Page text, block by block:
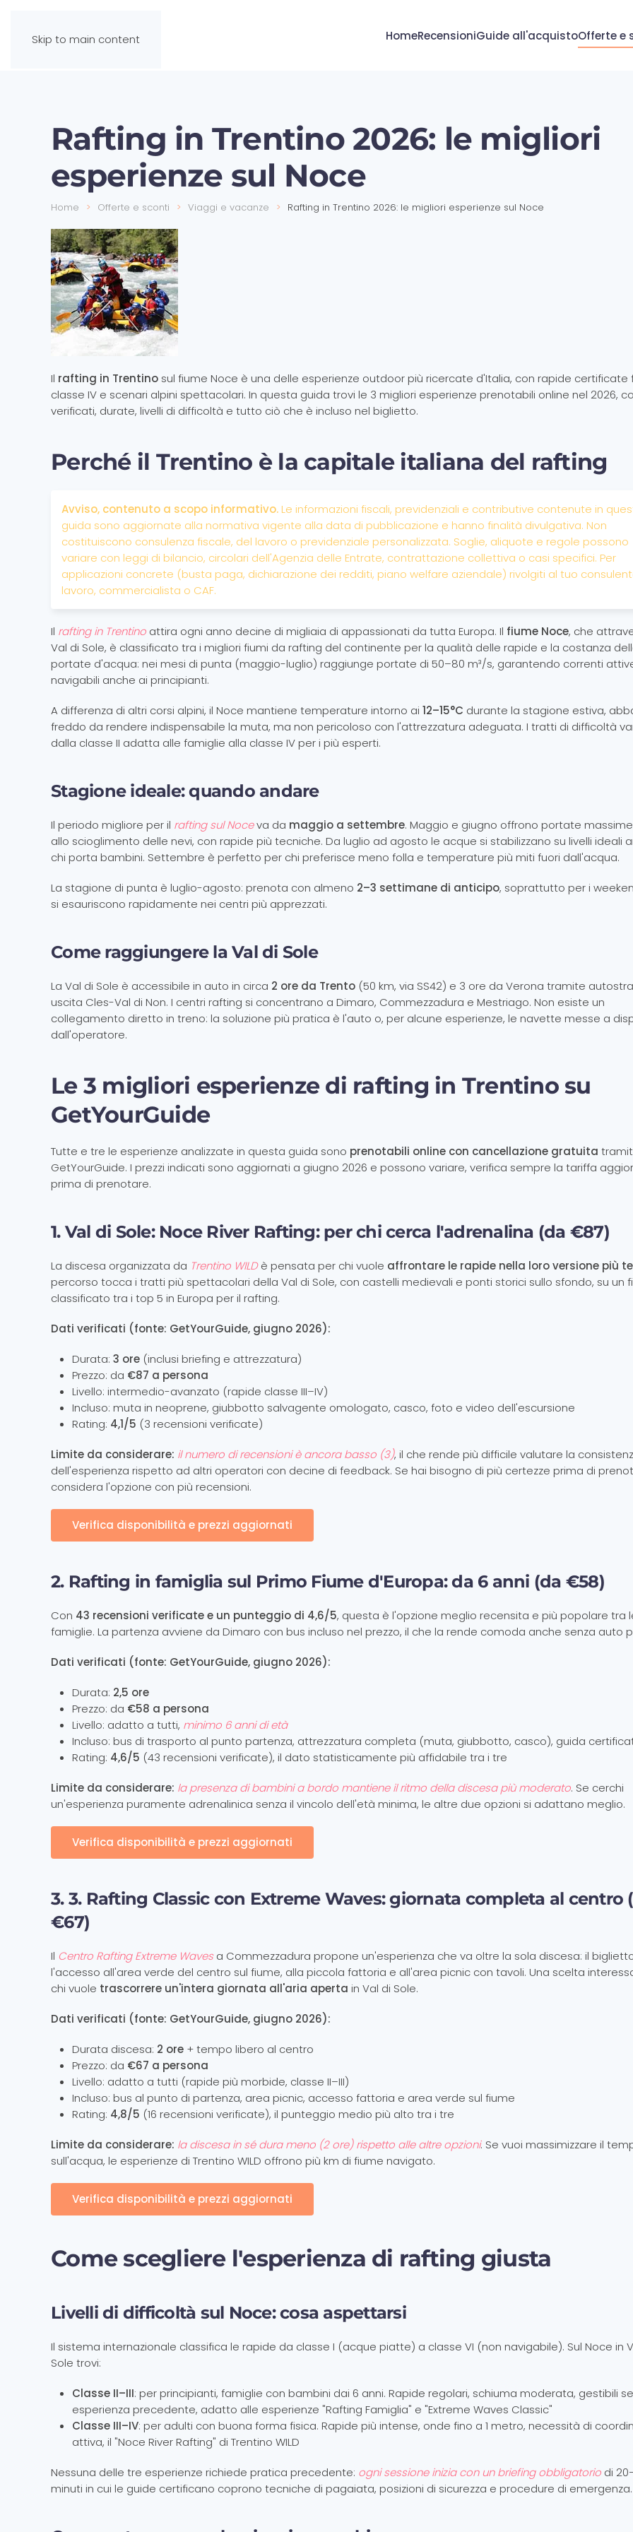
Skip to main content HomeRecensioniGuide all'acquistoOfferte e
Rafting in Trentino 2026: le migliori
esperienze sul Noce
Home Offerte e sconti Viaggi e vacanze Rafting in Trentino 2026: le migliori esperienze sul Noce
Il rafting in Trentino sul fiume Noce è una delle esperienze outdoor più ricercate d'Italia, con rapide certificate
classe IV e scenari alpini spettacolari. In questa guida trovi le 3 migliori esperienze prenotabili online nel 2026,
verificati, durate, livelli di difficoltà e tutto ciò che è incluso nel biglietto.
Perché il Trentino è la capitale italiana del rafting
Avviso, contenuto a scopo informativo. Le informazioni fiscali, previdenziali e contributive contenute in
guida sono aggiornate alla normativa vigente alla data di pubblicazione e hanno finalità divulgativa. Non
costituiscono consulenza fiscale, del lavoro o previdenziale personalizzata. Soglie, aliquote e regole possono
variare con leggi di bilancio, circolari dell'Agenzia delle Entrate, contrattazione collettiva o casi specifici. Per
applicazioni concrete (busta paga, dichiarazione dei redditi, piano welfare aziendale) rivolgiti al tuo
lavoro, commercialista o CAF.
Il rafting in Trentino attira ogni anno decine di migliaia di appassionati da tutta Europa. Il fiume Noce, che
Val di Sole, è classificato tra i migliori fiumi da rafting del continente per la qualità delle rapide e la costanza
portate d'acqua: nei mesi di punta (maggio-luglio) raggiunge portate di 50–80 m³/s, garantendo correnti
navigabili anche ai principianti.
A differenza di altri corsi alpini, il Noce mantiene temperature intorno ai 12–15°C durante la stagione estiva,
freddo da rendere indispensabile la muta, ma non pericoloso con l'attrezzatura adeguata. I tratti di difficoltà
dalla classe II adatta alle famiglie alla classe IV per i più esperti.
Stagione ideale: quando andare
Il periodo migliore per il rafting sul Noceva da maggio a settembre. Maggio e giugno offrono portate
allo scioglimento delle nevi, con rapide più tecniche. Da luglio ad agosto le acque si stabilizzano su livelli ideali
chi porta bambini. Settembre è perfetto per chi preferisce meno folla e temperature più miti fuori dall'acqua.
La stagione di punta è luglio-agosto: prenota con almeno 2–3 settimane di anticipo, soprattutto per i
si esauriscono rapidamente nei centri più apprezzati.
Come raggiungere la Val di Sole
La Val di Sole è accessibile in auto in circa 2 ore da Trento (50 km, via SS42) e 3 ore da Verona tramite
uscita Cles-Val di Non. I centri rafting si concentrano a Dimaro, Commezzadura e Mestriago. Non esiste un
collegamento diretto in treno: la soluzione più pratica è l'auto o, per alcune esperienze, le navette messe a
dall'operatore.
Le 3 migliori esperienze di rafting in Trentino su
GetYourGuide
Tutte e tre le esperienze analizzate in questa guida sono prenotabili online con cancellazione gratuita
GetYourGuide. I prezzi indicati sono aggiornati a giugno 2026 e possono variare, verifica sempre la tariffa
prima di prenotare.
1. Val di Sole: Noce River Rafting: per chi cerca l'adrenalina (da €87)
La discesa organizzata da Trentino WILDè pensata per chi vuole affrontare le rapide nella loro versione più
percorso tocca i tratti più spettacolari della Val di Sole, con castelli medievali e ponti storici sullo sfondo, su un
classificato tra i top 5 in Europa per il rafting.
Dati verificati (fonte: GetYourGuide, giugno 2026):
Durata: 3 ore (inclusi briefing e attrezzatura)
Prezzo: da €87 a persona
Livello: intermedio-avanzato (rapide classe III–IV)
Incluso: muta in neoprene, giubbotto salvagente omologato, casco, foto e video dell'escursione
Rating: 4,1/5 (3 recensioni verificate)
Limite da considerare: il numero di recensioni è ancora basso (3), il che rende più difficile valutare la
dell'esperienza rispetto ad altri operatori con decine di feedback. Se hai bisogno di più certezze prima di
considera l'opzione con più recensioni.
Verifica disponibilità e prezzi aggiornati
2. Rafting in famiglia sul Primo Fiume d'Europa: da 6 anni (da €58)
Con 43 recensioni verificate e un punteggio di 4,6/5, questa è l'opzione meglio recensita e più popolare tra
famiglie. La partenza avviene da Dimaro con bus incluso nel prezzo, il che la rende comoda anche senza auto
Dati verificati (fonte: GetYourGuide, giugno 2026):
Durata: 2,5 ore
Prezzo: da €58 a persona
Livello: adatto a tutti, minimo 6 anni di età
Incluso: bus di trasporto al punto partenza, attrezzatura completa (muta, giubbotto, casco), guida
Rating: 4,6/5 (43 recensioni verificate), il dato statisticamente più affidabile tra i tre
Limite da considerare: la presenza di bambini a bordo mantiene il ritmo della discesa più moderato. Se cerchi
un'esperienza puramente adrenalinica senza il vincolo dell'età minima, le altre due opzioni si adattano meglio.
Verifica disponibilità e prezzi aggiornati
3. 3. Rafting Classic con Extreme Waves: giornata completa al centro
€67)
Il Centro Rafting Extreme Wavesa Commezzadura propone un'esperienza che va oltre la sola discesa: il
l'accesso all'area verde del centro sul fiume, alla piccola fattoria e all'area picnic con tavoli. Una scelta
chi vuole trascorrere un'intera giornata all'aria aperta in Val di Sole.
Dati verificati (fonte: GetYourGuide, giugno 2026):
Durata discesa: 2 ore + tempo libero al centro
Prezzo: da €67 a persona
Livello: adatto a tutti (rapide più morbide, classe II–III)
Incluso: bus al punto di partenza, area picnic, accesso fattoria e area verde sul fiume
Rating: 4,8/5 (16 recensioni verificate), il punteggio medio più alto tra i tre
Limite da considerare: la discesa in sé dura meno (2 ore) rispetto alle altre opzioni. Se vuoi massimizzare il
sull'acqua, le esperienze di Trentino WILD offrono più km di fiume navigato.
Verifica disponibilità e prezzi aggiornati
Come scegliere l'esperienza di rafting giusta
Livelli di difficoltà sul Noce: cosa aspettarsi
Il sistema internazionale classifica le rapide da classe I (acque piatte) a classe VI (non navigabile). Sul Noce in
Sole trovi:
Classe II–III: per principianti, famiglie con bambini dai 6 anni. Rapide regolari, schiuma moderata, gestibili
esperienza precedente, adatto alle esperienze "Rafting Famiglia" e "Extreme Waves Classic"
Classe III–IV: per adulti con buona forma fisica. Rapide più intense, onde fino a 1 metro, necessità di
attiva, il "Noce River Rafting" di Trentino WILD
Nessuna delle tre esperienze richiede pratica precedente: ogni sessione inizia con un briefing obbligatorio di
minuti in cui le guide certificano coprono tecniche di pagaiata, posizioni di sicurezza e procedure di emergenza.